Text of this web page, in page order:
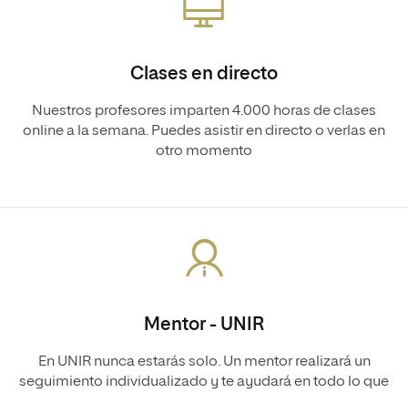
Clases en directo
Nuestros profesores imparten 4.000 horas de clases
online a la semana. Puedes asistir en directo o verlas en
otro momento
Mentor - UNIR
En UNIR nunca estarás solo. Un mentor realizará un
seguimiento individualizado y te ayudará en todo lo que